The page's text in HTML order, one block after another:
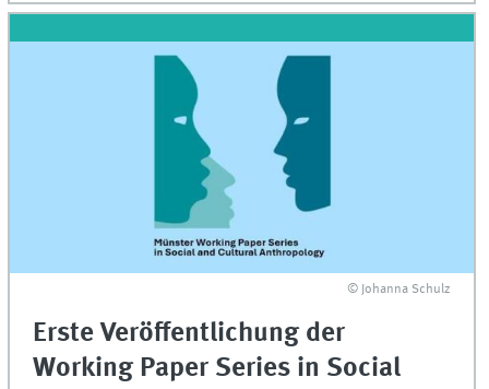
© Johanna Schulz
Erste Veröffentlichung der
Working Paper Series in Social